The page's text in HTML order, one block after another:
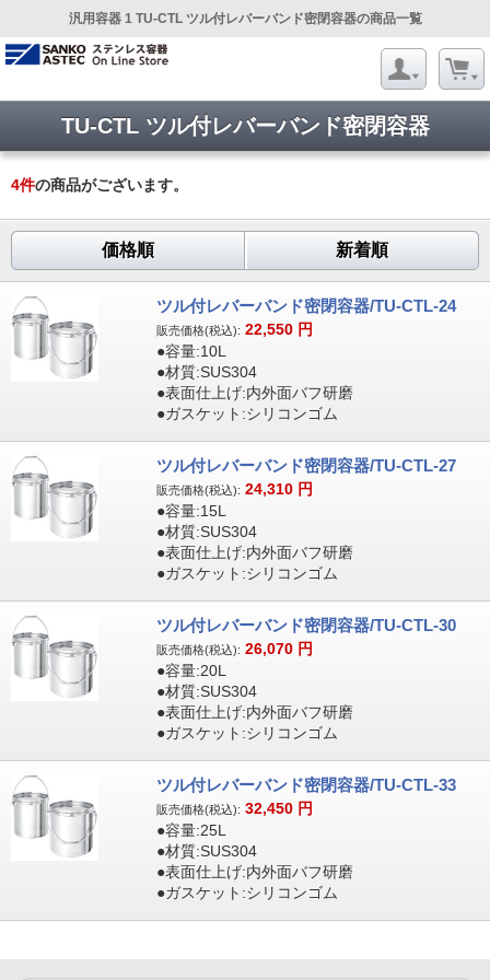
汎用容器 1 TU-CTL ツル付レバーバンド密閉容器の商品一覧
TU-CTL ツル付レバーバンド密閉容器
4件の商品がございます。
価格順 新着順
ツル付レバーバンド密閉容器/TU-CTL-24
販売価格(税込): 22,550 円
●容量:10L
●材質:SUS304
●表面仕上げ:内外面バフ研磨
●ガスケット:シリコンゴム
ツル付レバーバンド密閉容器/TU-CTL-27
販売価格(税込): 24,310 円
●容量:15L
●材質:SUS304
●表面仕上げ:内外面バフ研磨
●ガスケット:シリコンゴム
ツル付レバーバンド密閉容器/TU-CTL-30
販売価格(税込): 26,070 円
●容量:20L
●材質:SUS304
●表面仕上げ:内外面バフ研磨
●ガスケット:シリコンゴム
ツル付レバーバンド密閉容器/TU-CTL-33
販売価格(税込): 32,450 円
●容量:25L
●材質:SUS304
●表面仕上げ:内外面バフ研磨
●ガスケット:シリコンゴム